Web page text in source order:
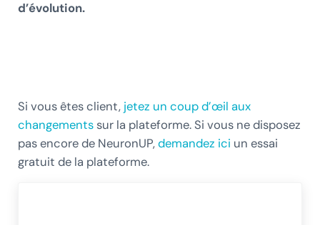
d’évolution.
Si vous êtes client, jetez un coup d’œil aux
changementssur la plateforme. Si vous ne disposez
pas encore de NeuronUP,demandez ici un essai
gratuit de la plateforme.